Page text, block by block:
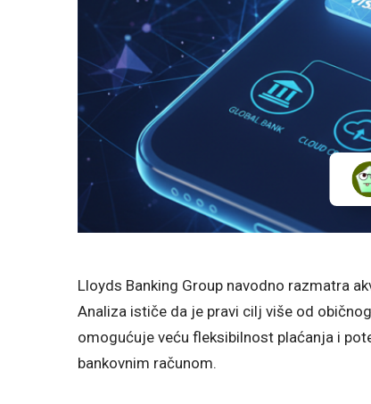
Lloyds Banking Group navodno razmatra
Analiza ističe da je pravi cilj više od
omogućuje veću fleksibilnost plaćanja i
bankovnim računom.